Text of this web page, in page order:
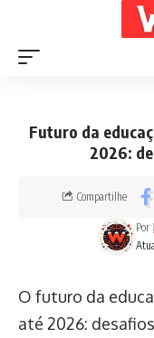
Futuro da
2026:
Por
Compartilhe
O futuro da
até 2026: